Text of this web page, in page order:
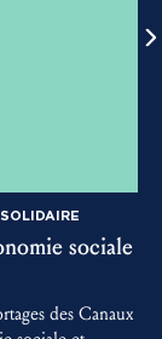
sociale
des Canaux